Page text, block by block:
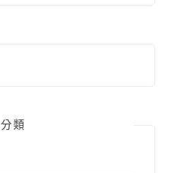
分類